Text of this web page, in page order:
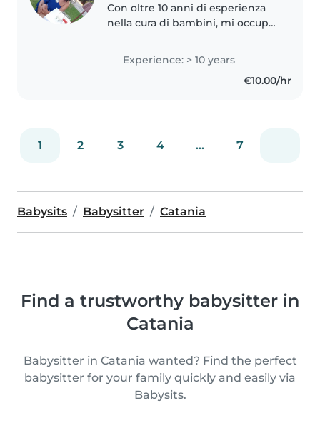
Con oltre 10 anni di esperienza
nella cura di bambini, mi occupo
piccoli e in età prescolare. Sono
esperta nel gestire bambini con
Experience: > 10 years
€10.00/hr
1 2 3 4 ... 7
Babysits Babysitter Catania
Find a trustworthy babysitter in
Catania
Babysitter in Catania wanted? Find the perfect
babysitter for your family quickly and easily via
Babysits.